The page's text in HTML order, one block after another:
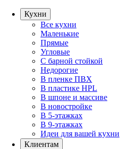
Кухни
Все кухни
Маленькие
Прямые
Угловые
С барной стойкой
Недорогие
В пленке ПВХ
В пластике HPL
В шпоне и массиве
В новостройке
В 5-этажках
В 9-этажках
Идеи для вашей кухни
Клиентам